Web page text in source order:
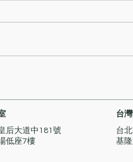
的取消
罰款
后大道中181號
低座7樓
台
台
基